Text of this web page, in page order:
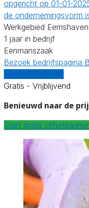
opgericht op 01-01-
de ondernemingsvorm
Werkgebied Eemshaven
1 jaar in bedrijf
Eenmanszaak
Bezoek bedrijfspagina
Gratis - Vrijblijvend
Benieuwd naar de
Start gratis